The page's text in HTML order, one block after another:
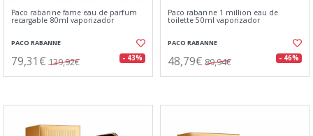
Paco rabanne fame eau de parfum
recargable 80ml vaporizador
PACO RABANNE
79,31€ 139,92€ - 43%
Paco rabanne 1 million eau de
toilette 50ml vaporizador
PACO RABANNE
48,79€ 89,94€ - 46%